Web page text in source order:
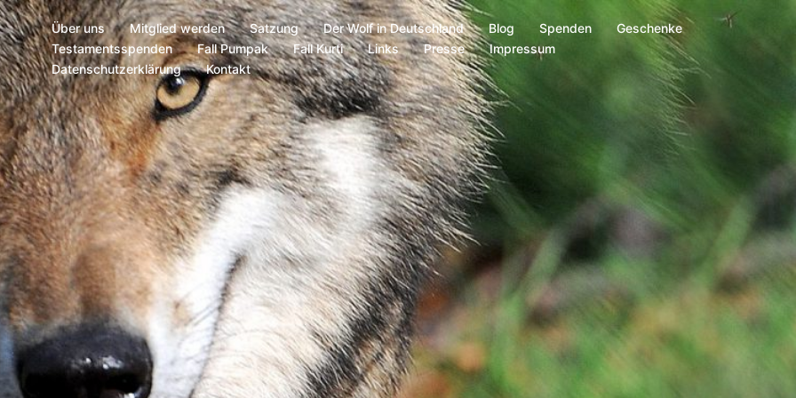
Über uns Mitglied werden Satzung Der Wolf in Deutschland Blog Spenden
Geschenke
Testamentsspenden
Fall Pumpak Fall Kurti Links Presse
Impressum
Datenschutzerklärung
Kontakt